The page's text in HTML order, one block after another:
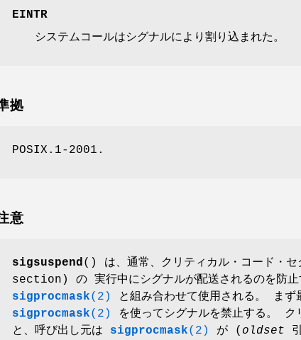
EINTR
システムコールはシグナルにより割り込まれた。
拠
POSIX.1-2001.
意
sigsuspend() は、通常、クリティカル・コード
section) の 実行中にシグナルが配送されるのを防止
sigprocmask(2)
と組み合わせて使用される。 まず
sigprocmask(2)
を使ってシグナルを禁止する。 ク
と、呼び出し元は sigprocmask(2) が ( oldset